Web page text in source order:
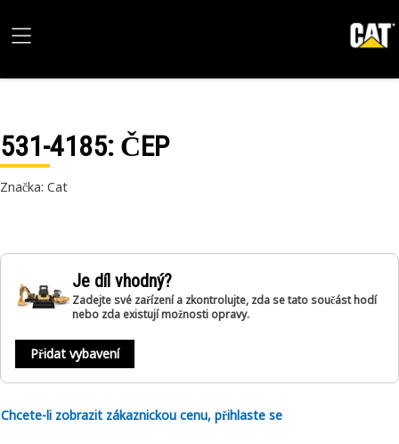
531-4185: ČEP
Značka: Cat
Je díl vhodný?
Zadejte své zařízení a zkontrolujte, zda se tato součást hodí
nebo zda existují možnosti opravy.
Přidat vybavení
Chcete-li zobrazit zákaznickou cenu, přihlaste se